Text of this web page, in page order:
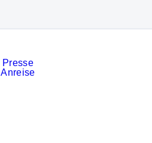
Presse
Anreise